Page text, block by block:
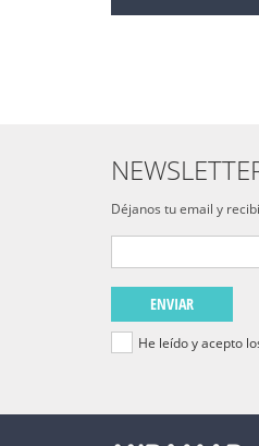
Déjanos tu email y
ENVIAR
He leído y acepto